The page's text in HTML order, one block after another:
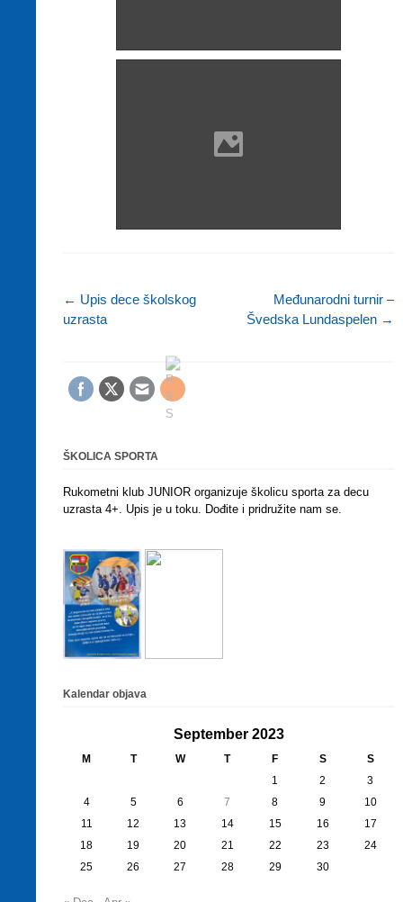
Post navigation
← Upis dece školskog
uzrasta
Međunarodni turnir –
Švedska Lundaspelen →
ŠKOLICA SPORTA
Rukometni klub JUNIOR organizuje školicu sporta za decu
uzrasta 4+. Upis je u toku. Dođite i pridružite nam se.
Kalendar objava
September 2023
M T W T F S
S
1
2
3
4
5 6 7 8 9
10
11
12 13 14 15 16
17
18
19 20 21 22 23
24
25
26 27 28 29 30